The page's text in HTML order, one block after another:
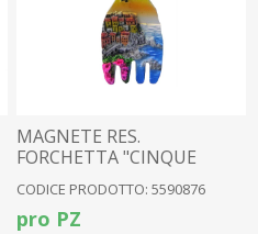
MAGNETE RES.
FORCHETTA "CINQUE
CODICE PRODOTTO: 5590876
pro PZ